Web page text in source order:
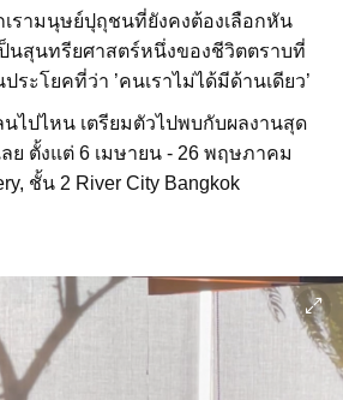
เรามนุษย์ปุถุชนที่ยังคงต้องเลือกหัน
นสุนทรียศาสตร์หนึ่งของชีวิตตราบที่
ระโยคที่ว่า ’คนเราไม่ได้มีด้านเดียว’
ไปไหน เตรียมตัวไปพบกับผลงานสุด
ลย ตั้งแต่ 6 เมษายน - 26 พฤษภาคม
ชั้น 2 River City Bangkok